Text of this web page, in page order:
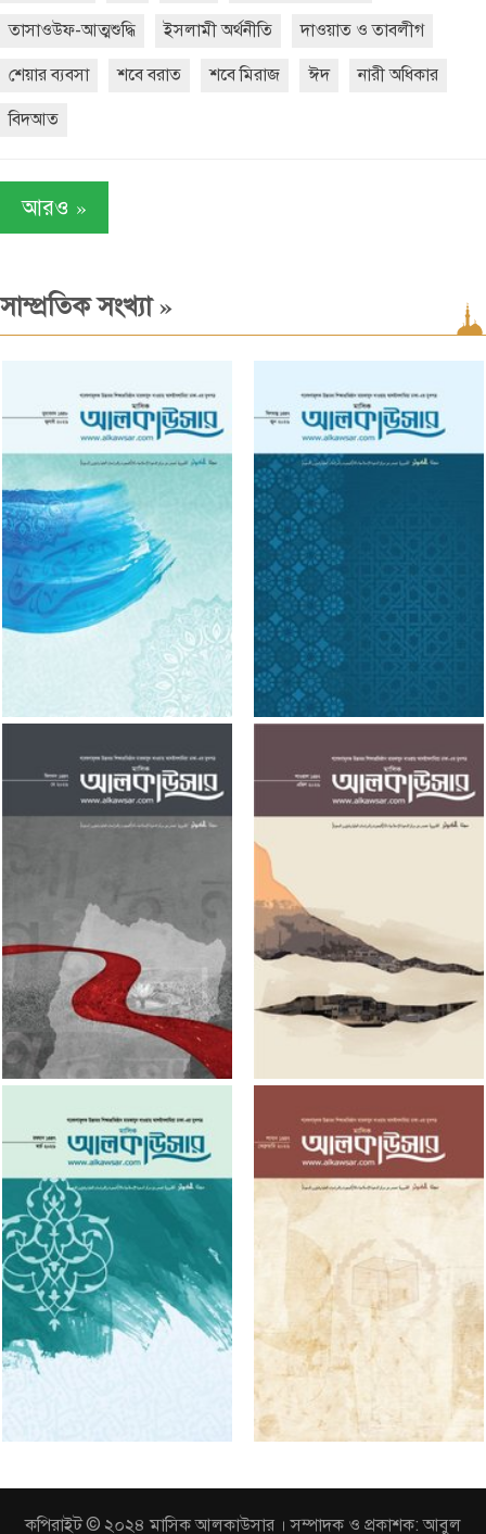
তাসাওউফ-আত্মশুদ্ধি ইসলামী অর্থনীতি দাওয়াত ও তাবলীগ
শেয়ার ব্যবসা শবে বরাত শবে মিরাজ ঈদ নারী অধিকার
বিদআত
আরও »
সাম্প্রতিক সংখ্যা»
কপিরাইট © ২০২৪ মাসিক আলকাউসার । সম্পাদক ও প্রকাশক: আবুল